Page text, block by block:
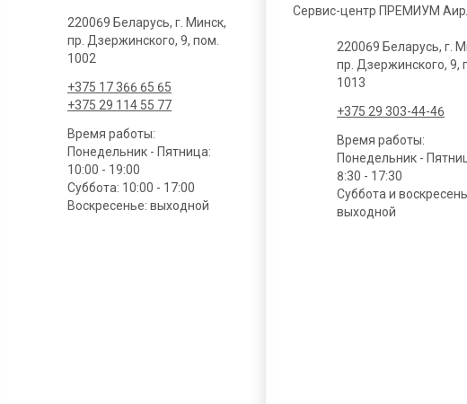
220069 Беларусь, г. Минск,
пр. Дзержинского, 9, пом.
1002
+375 17 366 65 65
+375 29 114 55 77
Время работы:
Понедельник - Пятница:
10:00 - 19:00
Суббота: 10:00 - 17:00
Воскресенье: выходной
Сервис-центр ПРЕМИУМ
220069 Беларусь, г.
пр. Дзержинского, 9,
1013
+375 29 303-44-46
Время работы:
Понедельник -
8:30 - 17:30
Суббота и
выходной